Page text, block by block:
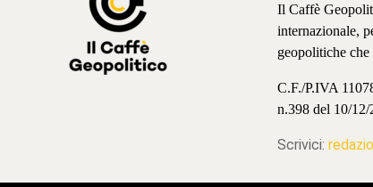
Il Caffè
internazionale,
geopolitiche
C.F./P.IVA
n.398 del 10/
Scrivici: